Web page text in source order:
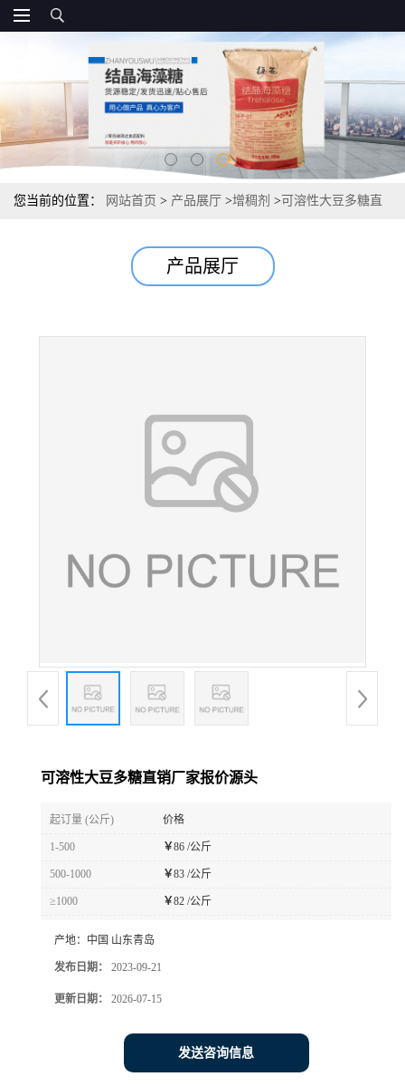
您当前的位置： 网站首页 > 产品展厅 >增稠剂 > 可溶性大豆多糖直
产品展厅
可溶性大豆多糖直销厂家报价源头
起订量 (公斤) 价格
1-500 ￥86 /公斤
500-1000 ￥83 /公斤
≥1000 ￥82 /公斤
产地： 中国 山东青岛
发布日期： 2023-09-21
更新日期： 2026-07-15
发送咨询信息